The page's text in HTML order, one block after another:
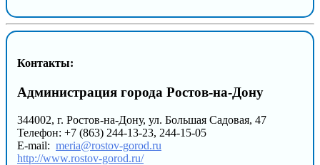
Контакты:
Администрация города Ростов-на-Дону
344002, г. Ростов-на-Дону, ул. Большая Садовая, 47
Телефон: +7 (863) 244-13-23, 244-15-05
E-mail: meria@rostov-gorod.ru
http://www.rostov-gorod.ru/